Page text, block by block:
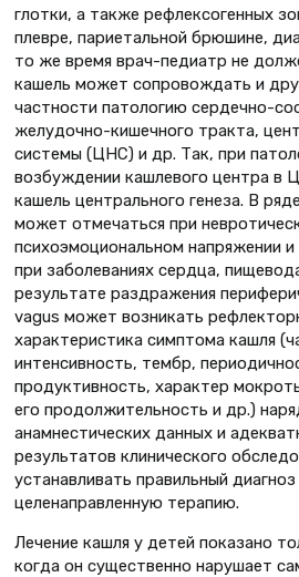
глотки, а также рефлексогенных
плевре, париетальной брюшине,
то же время врач-педиатр не
кашель может сопровождать и
частности патологию сердечно-
желудочно-кишечного тракта,
системы (ЦНС) и др. Так, при
возбуждении кашлевого центра в
кашель центрального генеза. В
может отмечаться при
психоэмоциональном напряжении
при заболеваниях сердца,
результате раздражения
vagus может возникать
характеристика симптома кашля
интенсивность, тембр,
продуктивность, характер
его продолжительность и др.)
анамнестических данных и
результатов клинического
устанавливать правильный
целенаправленную терапию.
Лечение кашля у детей показано
когда он существенно нарушает